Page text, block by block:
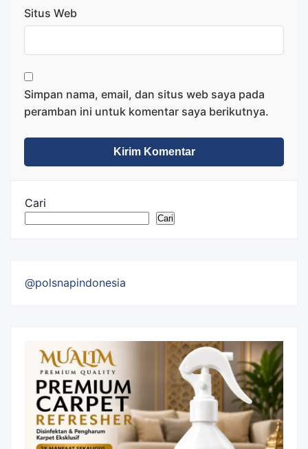
Situs Web
Simpan nama, email, dan situs web saya pada
peramban ini untuk komentar saya berikutnya.
Cari
Cari
@polsnapindonesia